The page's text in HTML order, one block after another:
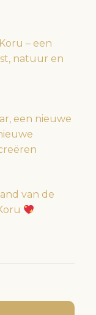
– een
natuur en
een nieuwe
van de